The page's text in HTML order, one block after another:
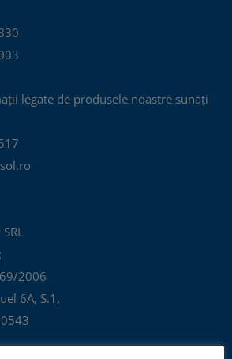
legate de produsele noastre sunați
2006
6A, S.1,